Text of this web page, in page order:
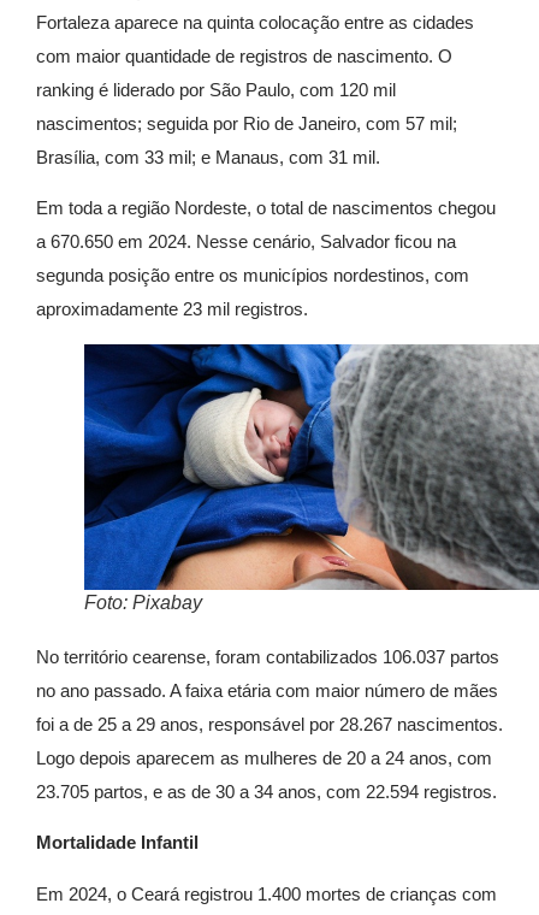
Fortaleza aparece na quinta colocação entre as cidades
com maior quantidade de registros de nascimento. O
ranking é liderado por São Paulo, com 120 mil
nascimentos; seguida por Rio de Janeiro, com 57 mil;
Brasília, com 33 mil; e Manaus, com 31 mil.
Em toda a região Nordeste, o total de nascimentos chegou
a 670.650 em 2024. Nesse cenário, Salvador ficou na
segunda posição entre os municípios nordestinos, com
aproximadamente 23 mil registros.
Foto: Pixabay
No território cearense, foram contabilizados 106.037 partos
no ano passado. A faixa etária com maior número de mães
foi a de 25 a 29 anos, responsável por 28.267 nascimentos.
Logo depois aparecem as mulheres de 20 a 24 anos, com
23.705 partos, e as de 30 a 34 anos, com 22.594 registros.
Mortalidade Infantil
Em 2024, o Ceará registrou 1.400 mortes de crianças com